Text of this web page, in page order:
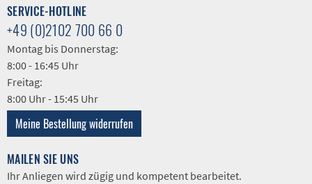
SERVICE-HOTLINE
+49 (0)2102 700 66 0
Montag bis Donnerstag:
8:00 - 16:45 Uhr
Freitag:
8:00 Uhr - 15:45 Uhr
Meine Bestellung widerrufen
MAILEN SIE UNS
Ihr Anliegen wird zügig und kompetent bearbeitet.